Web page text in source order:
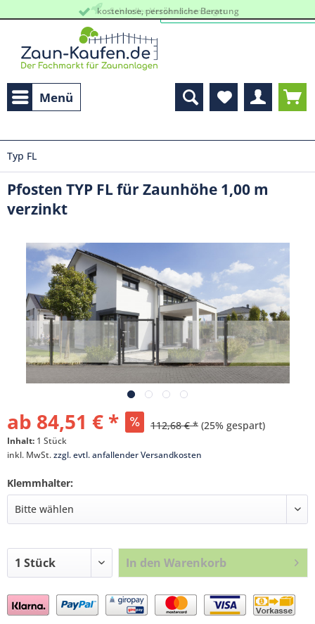
Schneller Versand vom Lager
kostenlose, persöhnliche Beratung
Menü
Typ FL
Pfosten TYP FL für Zaunhöhe 1,00 m
verzinkt
ab 84,51 € * 112,68 € * (25% gespart)
Inhalt: 1 Stück
inkl. MwSt.zzgl. evtl. anfallender Versandkosten
Klemmhalter:
In den Warenkorb
Preis anfragen